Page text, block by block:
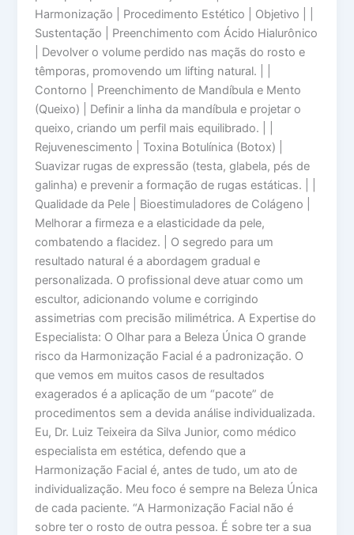
Harmonização | Procedimento Estético | Objetivo | |
Sustentação | Preenchimento com Ácido Hialurônico
| Devolver o volume perdido nas maçãs do rosto e
têmporas, promovendo um lifting natural. | |
Contorno | Preenchimento de Mandíbula e Mento
(Queixo) | Definir a linha da mandíbula e projetar o
queixo, criando um perfil mais equilibrado. | |
Rejuvenescimento | Toxina Botulínica (Botox) |
Suavizar rugas de expressão (testa, glabela, pés de
galinha) e prevenir a formação de rugas estáticas. | |
Qualidade da Pele | Bioestimuladores de Colágeno |
Melhorar a firmeza e a elasticidade da pele,
combatendo a flacidez. | O segredo para um
resultado natural é a abordagem gradual e
personalizada. O profissional deve atuar como um
escultor, adicionando volume e corrigindo
assimetrias com precisão milimétrica. A Expertise do
Especialista: O Olhar para a Beleza Única O grande
risco da Harmonização Facial é a padronização. O
que vemos em muitos casos de resultados
exagerados é a aplicação de um “pacote” de
procedimentos sem a devida análise individualizada.
Eu, Dr. Luiz Teixeira da Silva Junior, como médico
especialista em estética, defendo que a
Harmonização Facial é, antes de tudo, um ato de
individualização. Meu foco é sempre na Beleza Única
de cada paciente. “A Harmonização Facial não é
sobre ter o rosto de outra pessoa. É sobre ter a sua